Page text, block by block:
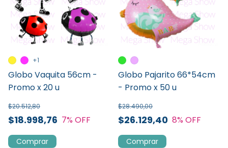
Globo Vaquita 56cm -
Promo x 20 u
$18.998,76
$20.512,80
7% OFF
+1
Comprar
Globo Pajarito 66*54cm
- Promo x 50 u
$26.129,40
$28.490,00
8% OFF
Comprar